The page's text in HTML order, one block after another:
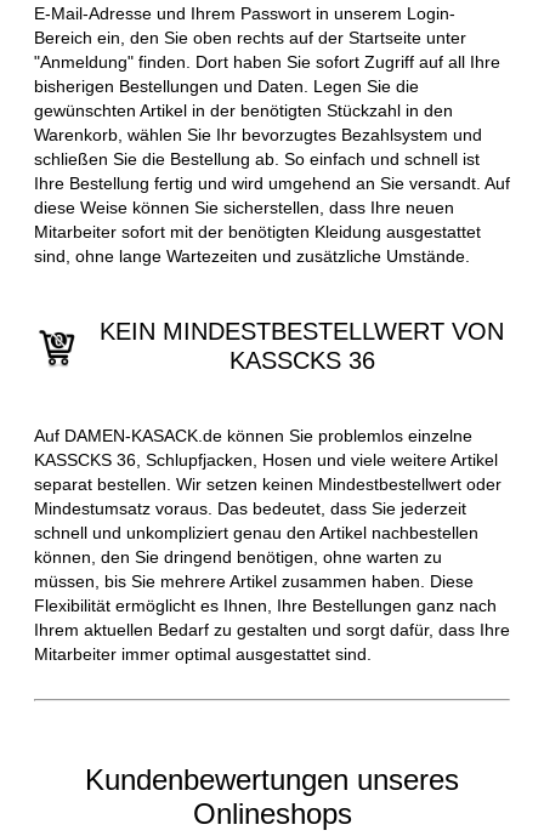
E-Mail-Adresse und Ihrem Passwort in unserem Login-
Bereich ein, den Sie oben rechts auf der Startseite unter
"Anmeldung" finden. Dort haben Sie sofort Zugriff auf all Ihre
bisherigen Bestellungen und Daten. Legen Sie die
gewünschten Artikel in der benötigten Stückzahl in den
Warenkorb, wählen Sie Ihr bevorzugtes Bezahlsystem und
schließen Sie die Bestellung ab. So einfach und schnell ist
Ihre Bestellung fertig und wird umgehend an Sie versandt. Auf
diese Weise können Sie sicherstellen, dass Ihre neuen
Mitarbeiter sofort mit der benötigten Kleidung ausgestattet
sind, ohne lange Wartezeiten und zusätzliche Umstände.
KEIN MINDESTBESTELLWERT VON
KASSCKS 36
Auf DAMEN-KASACK.de können Sie problemlos einzelne
KASSCKS 36, Schlupfjacken, Hosen und viele weitere Artikel
separat bestellen. Wir setzen keinen Mindestbestellwert oder
Mindestumsatz voraus. Das bedeutet, dass Sie jederzeit
schnell und unkompliziert genau den Artikel nachbestellen
können, den Sie dringend benötigen, ohne warten zu
müssen, bis Sie mehrere Artikel zusammen haben. Diese
Flexibilität ermöglicht es Ihnen, Ihre Bestellungen ganz nach
Ihrem aktuellen Bedarf zu gestalten und sorgt dafür, dass Ihre
Mitarbeiter immer optimal ausgestattet sind.
Kundenbewertungen unseres
Onlineshops